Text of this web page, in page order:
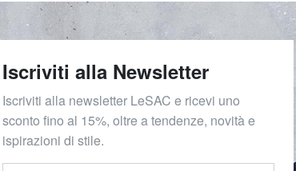
Iscriviti alla Newsletter
Iscriviti alla newsletter LeSAC e ricevi uno
sconto fino al 15%, oltre a tendenze, novità e
ispirazioni di stile.